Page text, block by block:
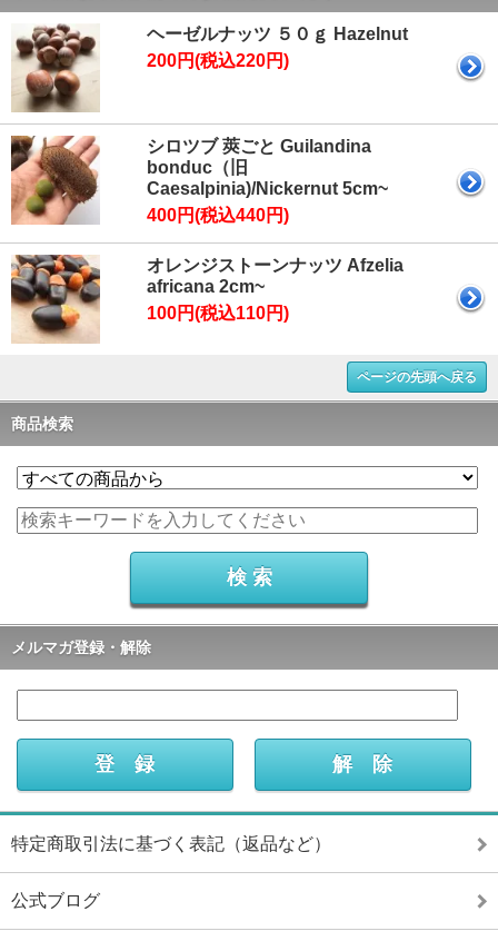
ヘーゼルナッツ ５０ｇ Hazelnut
200円(税込220円)
シロツブ 莢ごと Guilandina
bonduc（旧
Caesalpinia)/Nickernut 5cm~
400円(税込440円)
オレンジストーンナッツ Afzelia
africana 2cm~
100円(税込110円)
ページの先頭へ戻る
商品検索
メルマガ登録・解除
特定商取引法に基づく表記（返品など）
公式ブログ